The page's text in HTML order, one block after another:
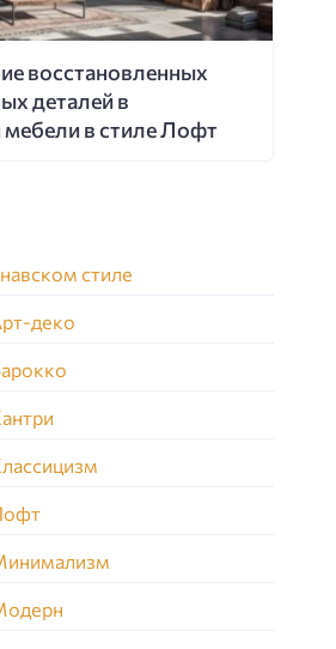
восстановленных
деталей в
в стиле Лофт
стиле
деко